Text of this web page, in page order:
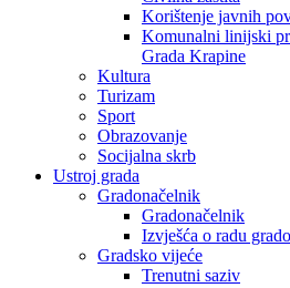
Korištenje javnih
Komunalni linijski
Grada Krapine
Kultura
Turizam
Sport
Obrazovanje
Socijalna skrb
Ustroj grada
Gradonačelnik
Gradonačelnik
Izvješća o radu
Gradsko vijeće
Trenutni saziv